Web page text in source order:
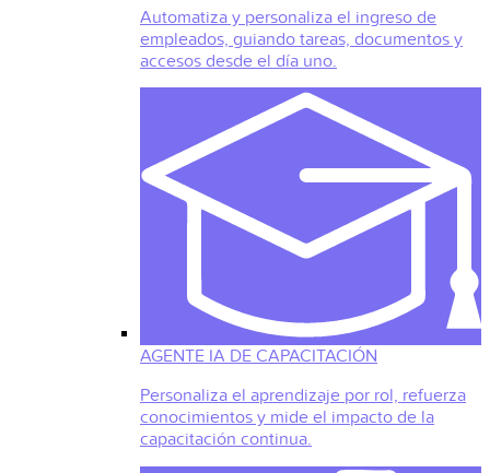
Automatiza y personaliza el ingreso de
empleados, guiando tareas, documentos y
accesos desde el día uno.
AGENTE IA DE CAPACITACIÓN
Personaliza el aprendizaje por rol, refuerza
conocimientos y mide el impacto de la
capacitación continua.